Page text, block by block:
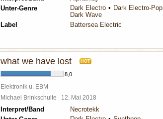
Unter-Genre
Dark Electro Dark Electro-Pop
Dark Wave
Label
Battersea Electric
what we have lost HOT
8,0
Elektronik u. EBM
Michael Brinkschulte 12. Mai 2018
Interpret/Band
Necrotekk